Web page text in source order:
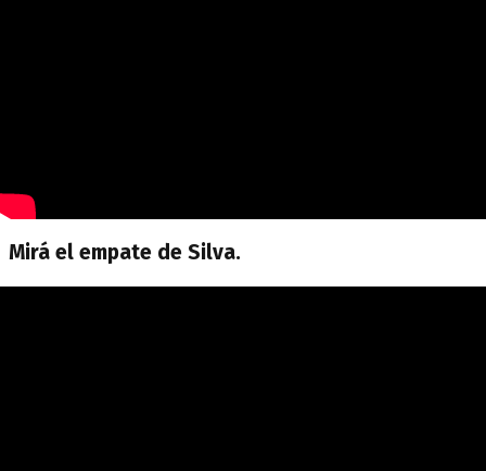
Mirá el empate de Silva.